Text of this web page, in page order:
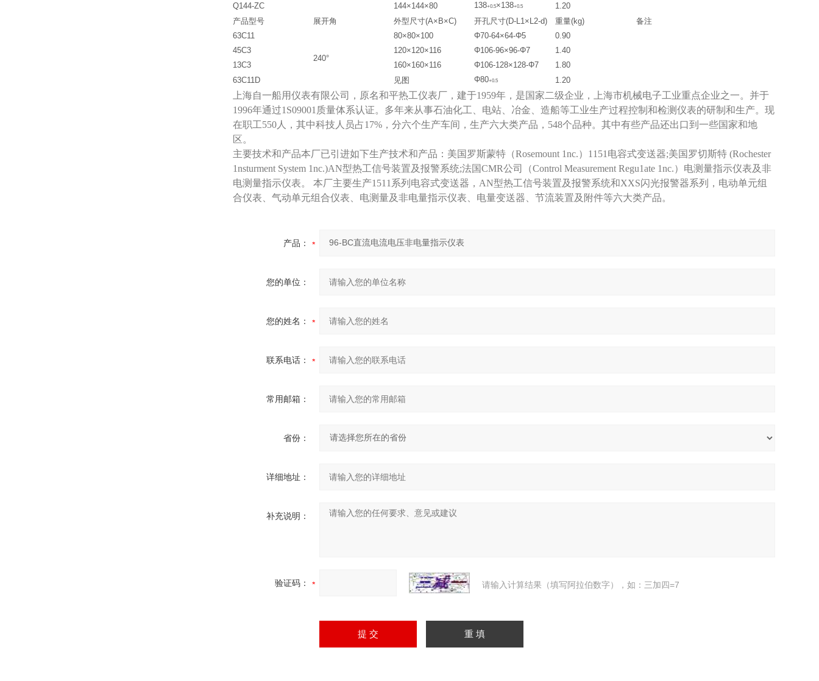
Q144-ZC
144×144×80 138+0.5×138+0.5
1.20
产品型号
展开角 外型尺寸(A×B×C) 开孔尺寸(D-L1× L2-d) 重量(kg)
备注
63C11
240°
80×80×100 Φ70-64×64-Φ5
0.90
45C3
120×120×116 Φ106-96×96-Φ7
1.40
13C3
160×160×116 Φ106-128×128-Φ7
1.80
63C11D
见图 Φ80+0.5 1.20
上海自一船用仪表有限公司，原名和平热工仪表厂，建于1959年，是国家二级企业，上海市机械电子工业重点企业之一。并于
1996年通过1S09001质量体系认证。多年来从事石油化工、电站、冶金、造船等工业生产过程控制和检测仪表的研制和生产。现
在职工550人，其中科技人员占17%，分六个生产车间，生产六大类产品，548个品种。其中有些产品还出口到一些国家和地
区。
主要技术和产品本厂已引进如下生产技术和产品：美国罗斯蒙特（Rosemount 1nc.）1151电容式变送器;美国罗切斯特 (Rochester
1nsturment System 1nc.)AN型热工信号装置及报警系统;法国CMR公司（Control Measurement Regu1ate 1nc.）电测量指示仪表及非
电测量指示仪表。 本厂主要生产1511系列电容式变送器，AN型热工信号装置及报警系统和XXS闪光报警器系列，电动单元组
合仪表、气动单元组合仪表、电测量及非电量指示仪表、电量变送器、节流装置及附件等六大类产品。
产品：
您的单位：
您的姓名：
联系电话：
常用邮箱：
省份：
详细地址：
补充说明：
验证码： 请输入计算结果（填写阿拉伯数字），如：三加四=7